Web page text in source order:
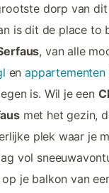
dorp van
is dit de place to
, van alle
enappartementen
is. Wil je een
met het gezin,
plek waar je
vol
je balkon van